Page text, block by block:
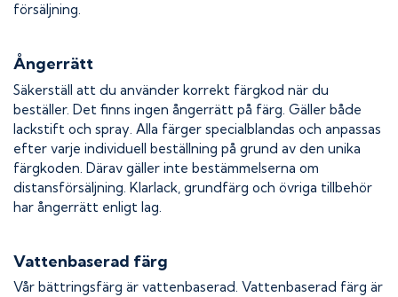
försäljning.
Ångerrätt
Säkerställ att du använder korrekt färgkod när du
beställer. Det finns ingen ångerrätt på färg. Gäller både
lackstift och spray. Alla färger specialblandas och anpassas
efter varje individuell beställning på grund av den unika
färgkoden. Därav gäller inte bestämmelserna om
distansförsäljning. Klarlack, grundfärg och övriga tillbehör
har ångerrätt enligt lag.
Vattenbaserad färg
Vår bättringsfärg är vattenbaserad. Vattenbaserad färg är